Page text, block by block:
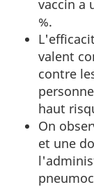
vaccin a
%.
valent
contre
haut
On
et une